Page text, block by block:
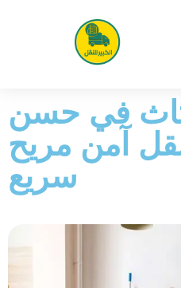
في حسن
آمن مريح
سريع